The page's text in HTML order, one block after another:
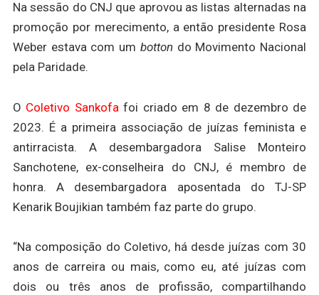
Na sessão do CNJ que aprovou as listas alternadas na
promoção por merecimento, a então presidente Rosa
Weber estava com um botton do Movimento Nacional
pela Paridade.
O Coletivo Sankofafoi criado em 8 de dezembro de
2023. É a primeira associação de juízas feminista e
antirracista. A desembargadora Salise Monteiro
Sanchotene, ex-conselheira do CNJ, é membro de
honra. A desembargadora aposentada do TJ-SP
Kenarik Boujikian também faz parte do grupo.
“Na composição do Coletivo, há desde juízas com 30
anos de carreira ou mais, como eu, até juízas com
dois ou três anos de profissão, compartilhando